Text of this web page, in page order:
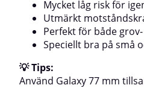
Mycket låg risk för
Utmärkt
Perfekt för både
Speciellt bra på små
💡 Tips:
Använd Galaxy 77 mm